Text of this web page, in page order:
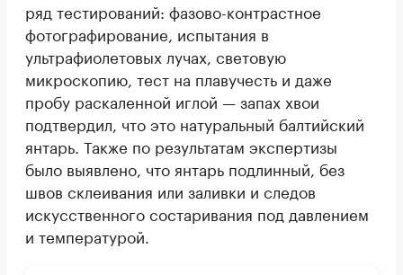
ряд тестирований: фазово-контрастное
фотографирование, испытания в
ультрафиолетовых лучах, световую
микроскопию, тест на плавучесть и даже
пробу раскаленной иглой — запах хвои
подтвердил, что это натуральный балтийский
янтарь. Также по результатам экспертизы
было выявлено, что янтарь подлинный, без
швов склеивания или заливки и следов
искусственного состаривания под давлением
и температурой.